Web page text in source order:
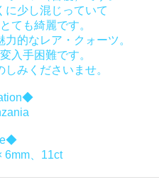
に少し混じっていて
ても綺麗です。
的なレア・クォーツ。
入手困難です。
みくださいませ。
、11ct